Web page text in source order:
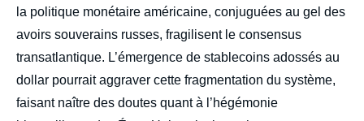
la politique monétaire américaine, conjuguées au gel des
avoirs souverains russes, fragilisent le consensus
transatlantique. L’émergence de stablecoins adossés au
dollar pourrait aggraver cette fragmentation du système,
faisant naître des doutes quant à l’hégémonie